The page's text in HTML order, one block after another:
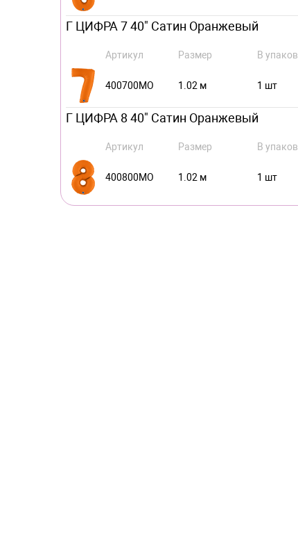
Г ЦИФРА 7 40" Сатин Оранжевый
Артикул Размер В
400700MO 1.02 м 1 шт
Г ЦИФРА 8 40" Сатин Оранжевый
Артикул Размер В
400800MO 1.02 м 1 шт